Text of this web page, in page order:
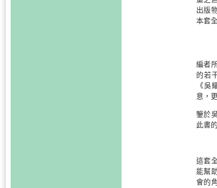
出版
本套
編者
的若
《吳
意，
鑒於
此書
這套
能幫
會的